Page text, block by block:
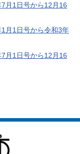
月1日号から12月16
月1日号から令和3年
月1日号から12月16